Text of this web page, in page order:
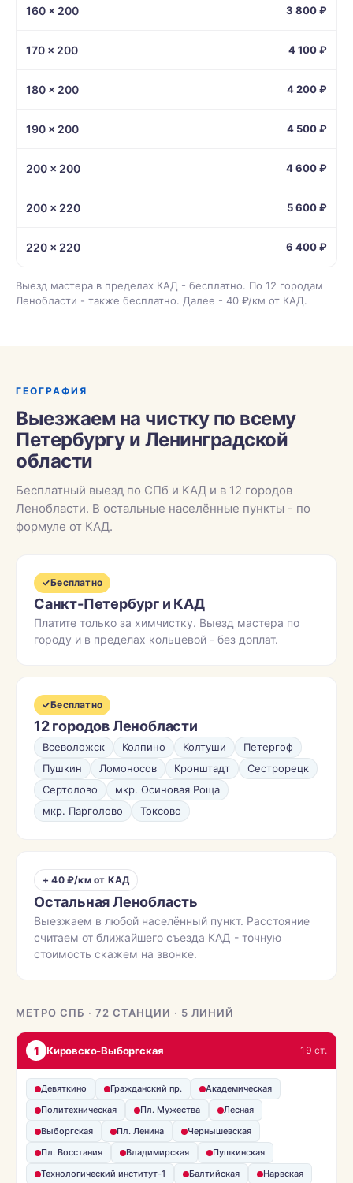
160 × 200 3 800 ₽
170 × 200 4 100 ₽
180 × 200 4 200 ₽
190 × 200 4 500 ₽
200 × 200 4 600 ₽
200 × 220 5 600 ₽
220 × 220 6 400 ₽
Выезд мастера в пределах КАД - бесплатно. По 12 городам
Ленобласти - также бесплатно. Далее - 40 ₽/км от КАД.
ГЕОГРАФИЯ
Выезжаем на чистку по всему
Петербургу и Ленинградской
области
Бесплатный выезд по СПб и КАД и в 12 городов
Ленобласти. В остальные населённые пункты - по
формуле от КАД.
✓Бесплатно
Санкт-Петербург и КАД
Платите только за химчистку. Выезд мастера по
городу и в пределах кольцевой - без доплат.
✓Бесплатно
12 городов Ленобласти
Всеволожск Колпино Колтуши
Петергоф
Пушкин
Ломоносов Кронштадт
Сестрорецк
Сертолово
мкр. Осиновая Роща
мкр. Парголово
Токсово
+ 40 ₽/км от КАД
Остальная Ленобласть
Выезжаем в любой населённый пункт. Расстояние
считаем от ближайшего съезда КАД - точную
стоимость скажем на звонке.
МЕТРО СПБ · 72 СТАНЦИИ · 5 ЛИНИЙ
1 Кировско-Выборгская 19 ст.
Девяткино Гражданский пр.
Академическая
Политехническая
Пл. Мужества
Лесная
Выборгская
Пл. Ленина
Чернышевская
Пл. Восстания
Владимирская
Пушкинская
Технологический институт-1
Балтийская Нарвская